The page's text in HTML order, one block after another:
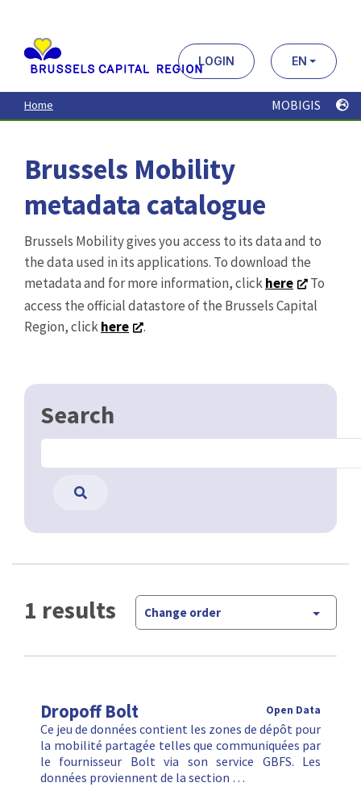
contenu
principal
LOGIN EN
Home MOBIGIS
Brussels Mobility
metadata catalogue
Brussels Mobility gives you access to its data and to
the data used in its applications. To download the
metadata and for more information, clickhere
To
access the official datastore of the Brussels Capital
Region, clickhere .
Search
1 results Change order
Dropoff Bolt Open Data
Ce jeu de données contient les zones de dépôt pour
la mobilité partagée telles que communiquées par
le fournisseur Bolt via son service GBFS. Les
données proviennent de la section …